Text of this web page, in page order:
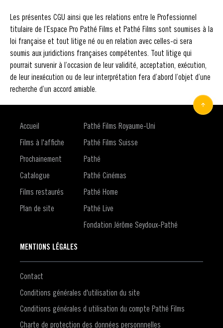
Les présentes CGU ainsi que les relations entre le Professionnel
titulaire de l’Espace Pro Pathé Films et Pathé Films sont soumises à la
loi française et tout litige né ou en relation avec celles-ci sera
soumis aux juridictions françaises compétentes. Tout litige qui
pourrait survenir à l’occasion de leur validité, acceptation, exécution,
de leur inexécution ou de leur interprétation fera d’abord l’objet d’une
recherche d’un accord amiable.
Accueil
Films à l'affiche
Prochainement
Catalogue
Films restaurés
Plan de site
Pathé Films Royaume-Uni
Pathé Films Suisse
Pathé
Pathé Cinémas
Pathé Home
Pathé Live
Fondation Jérôme Seydoux-Pathé
MENTIONS LÉGALES
Contact
Conditions générales d'utilisation du site
Conditions générales d utilisation du compte Pathé Films
Charte de protection des données personnnelles